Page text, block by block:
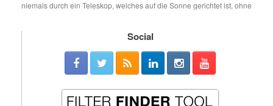
niemals durch ein Teleskop, welches auf die Sonne gerichtet ist, ohne
Blick, selbst durch ein kleines Sucherfernrohr, kann das Auge
dauerhaft – bis zur völligen Blindheit – schädigen. Die einzige
Ausnahme ist […]
Social